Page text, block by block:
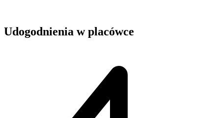
Udogodnienia w placówce